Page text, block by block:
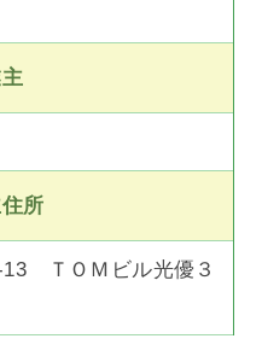
所
13 ＴＯＭビル光優３